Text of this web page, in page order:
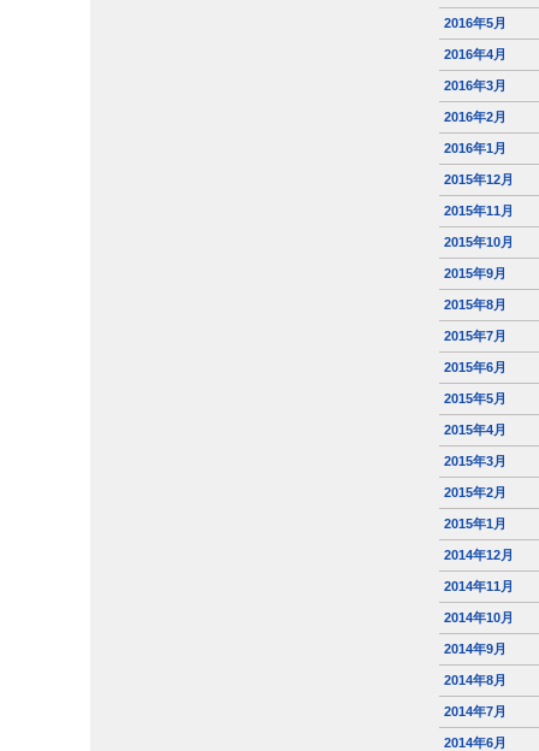
2016年5月
2016年4月
2016年3月
2016年2月
2016年1月
2015年12月
2015年11月
2015年10月
2015年9月
2015年8月
2015年7月
2015年6月
2015年5月
2015年4月
2015年3月
2015年2月
2015年1月
2014年12月
2014年11月
2014年10月
2014年9月
2014年8月
2014年7月
2014年6月